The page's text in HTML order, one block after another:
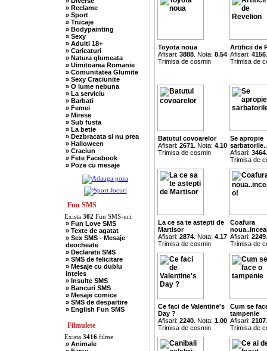
» Evrei
» Francezi
» Ingineri
» Ion si Maria
» Istorice
» Misogine
» Moldoveni
» Mosnegi
» Nebuni
» Negri
» Olteni
» Pescari
» Perle
» Politice
» Politisti
» Popi
» Radio Erevan
» Religioase
» Romani
» Sadice
» Secretare
» Sefi
» Scotieni
» Seci
» Soacre
» Sport
» Soferi
» Tarani
» Tigani
» Umor Negru
» Vanatori
» Reclame
» Sport
» Trucaje
» Bodypainting
» Sexy
» Adulti 18+
» Caricaturi
» Natura glumeata
» Uimitoarea Romanie
» Comunitatea Glumite
» Sexy Craciunite
» O lume nebuna
» La serviciu
» Barbati
» Femei
» Mirese
» Sub fusta
» La betie
» Dezbracata si nu prea
» Halloween
» Craciun
» Fete Facebook
» Poze cu mesaje
Fun SMS
Exista 302 Fun SMS-uri.
» Fun Love SMS
» Texte de agatat
» Sex SMS - Mesaje
deocheate
» Declaratii SMS
» SMS de felicitare
» Mesaje cu dublu
inteles
» Insulte SMS
» Bancuri SMS
» Mesaje comice
» SMS de despartire
» English Fun SMS
Filmulete
Exista 3416filme.
» Animale
Toyota noua
Afisari: 3888 . Nota: 8.54
Trimisa de cosmin
Artificii de
Afisari: 4156
Trimisa de
Batutul covoarelor
Afisari: 2671 . Nota: 4.10
Trimisa de cosmin
Se apropie
Afisari: 3464
Trimisa de
La ce sa te astepti de
Martisor
Afisari: 2874 . Nota: 4.17
Trimisa de cosmin
Coafura
Afisari: 2249
Trimisa de
Ce faci de Valentine's
Day ?
Afisari: 2240 . Nota: 1.00
Trimisa de cosmin
Cum se
tampenie
Afisari: 2107
Trimisa de